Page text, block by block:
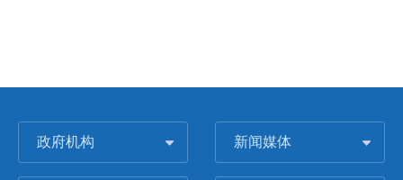
政府机构 新闻媒体